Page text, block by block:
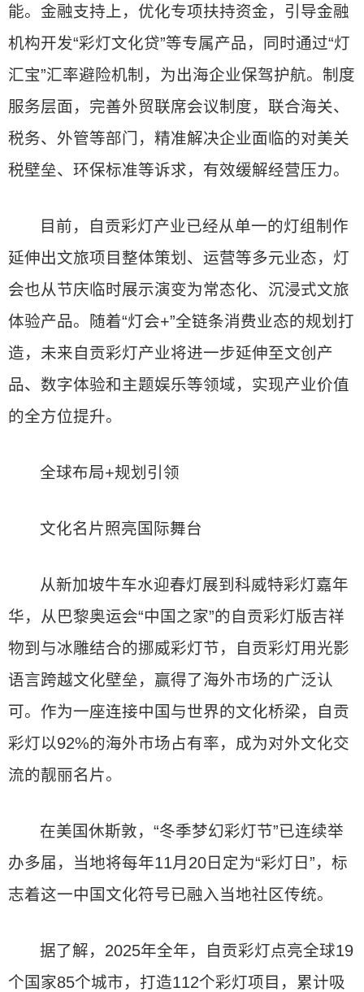
能。金融支持上，优化专项扶持资金，引导金融
机构开发“彩灯文化贷”等专属产品，同时通过“灯
汇宝”汇率避险机制，为出海企业保驾护航。制度
服务层面，完善外贸联席会议制度，联合海关、
税务、外管等部门，精准解决企业面临的对美关
税壁垒、环保标准等诉求，有效缓解经营压力。
目前，自贡彩灯产业已经从单一的灯组制作
延伸出文旅项目整体策划、运营等多元业态，灯
会也从节庆临时展示演变为常态化、沉浸式文旅
体验产品。随着“灯会+”全链条消费业态的规划打
造，未来自贡彩灯产业将进一步延伸至文创产
品、数字体验和主题娱乐等领域，实现产业价值
的全方位提升。
全球布局+规划引领
文化名片照亮国际舞台
从新加坡牛车水迎春灯展到科威特彩灯嘉年
华，从巴黎奥运会“中国之家”的自贡彩灯版吉祥
物到与冰雕结合的挪威彩灯节，自贡彩灯用光影
语言跨越文化壁垒，赢得了海外市场的广泛认
可。作为一座连接中国与世界的文化桥梁，自贡
彩灯以92%的海外市场占有率，成为对外文化交
流的靓丽名片。
在美国休斯敦，“冬季梦幻彩灯节”已连续举
办多届，当地将每年11月20日定为“彩灯日”，标
志着这一中国文化符号已融入当地社区传统。
据了解，2025年全年，自贡彩灯点亮全球19
个国家85个城市，打造112个彩灯项目，累计吸